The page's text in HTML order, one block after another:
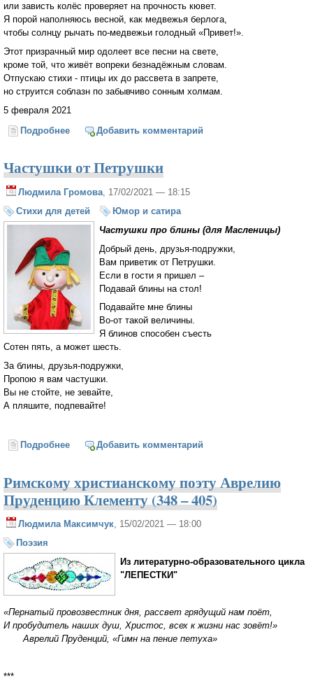
или зависть колёс проверяет на прочность кювет.
Я порой наполняюсь весной, как медвежья берлога,
чтобы солнцу рычать по-медвежьи голодный «Привет!».
Этот призрачный мир одолеет все песни на свете,
кроме той, что живёт вопреки безнадёжным словам.
Отпускаю стихи - птицы их до рассвета в запрете,
но струится соблазн по забывчиво сонным холмам.
5 февраля 2021
Подробнее о Медвежье
Добавить комментарий
Частушки от Петрушки
Людмила Громова, 17/02/2021 — 18:15
Стихи для детей
Юмор и сатира
Частушки про блины (для Масленицы)
Добрый день, друзья-подружки,
Вам приветик от Петрушки.
Если в гости я пришел –
Подавай блины на стол!
Подавайте мне блины
Во-от такой величины.
Я блинов способен съесть
Сотен пять, а может шесть.
За блины, друзья-подружки,
Пропою я вам частушки.
Вы не стойте, не зевайте,
А пляшите, подпевайте!
Подробнее о Частушки от Петрушки
Добавить комментарий
Римскому христианскому поэту Аврелию
Пруденцию Клементу (348 – 405)
Людмила Максимчук, 15/02/2021 — 18:00
Поэзия
Из литературно-образовательного цикла
"ЛЕПЕСТКИ"
«Пернатый провозвестник дня, рассвет грядущий нам поёт,
И пробудитель наших душ, Христос, всех к жизни нас зовёт!»
Аврелий Пруденций, «Гимн на пение петуха»
***